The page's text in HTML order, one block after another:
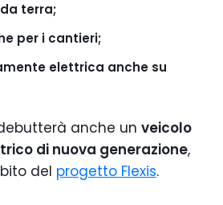
terra;
per i cantieri;
elettrica anche su
anche un veicolo
di nuova generazione,
del progetto Flexis.